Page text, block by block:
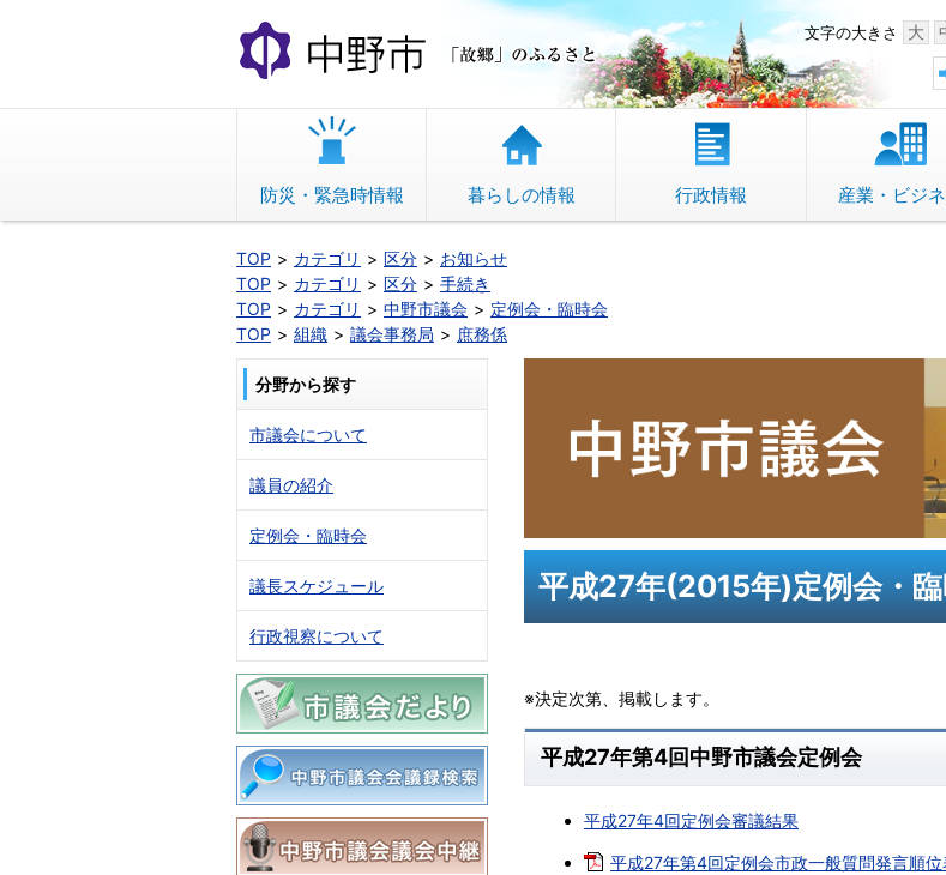
文
へ
動
中野市 「故郷」のふるさと文字の大きさ 大
防災・緊急時情報 暮らしの情報 行政情報 産業・ビジ
TOP カテゴリ 区分
お知らせ
TOP
カテゴリ 区分
手続き
TOP
カテゴリ 中野市議会
定例会・臨時会
TOP
組織 議会事務局 庶務係
平成27年(2015年)定例会・
※決定次第、掲載します。
平成27年第4回中野市議会定例会
平成27年4回定例会審議結果
平成27年第4回定例会市政一般質問発言順
分野から探す
市議会について
議員の紹介
定例会・臨時会
議長スケジュール
行政視察について